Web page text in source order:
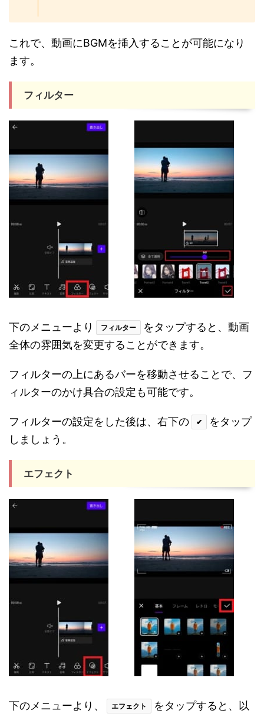
これで、動画にBGMを挿入することが可能になり
ます。
フィルター
下のメニューより フィルター
をタップすると、動画
全体の雰囲気を変更することができます。
フィルターの上にあるバーを移動させることで、フ
ィルターのかけ具合の設定も可能です。
フィルターの設定をした後は、右下の ✔
をタップ
しましょう。
エフェクト
下のメニューより、 エフェクト
をタップすると、以